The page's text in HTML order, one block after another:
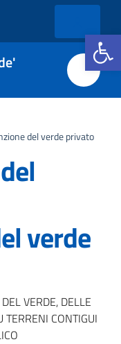
Apri la
del verde privato
verde
VERDE, DELLE
TERRENI CONTIGUI